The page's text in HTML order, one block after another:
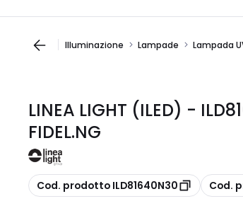
Illuminazione Lampade Lampada
LINEA LIGHT (ILED) -
FIDEL.NG
copia
Cod. prodotto ILD81640N30 copia
Cod.